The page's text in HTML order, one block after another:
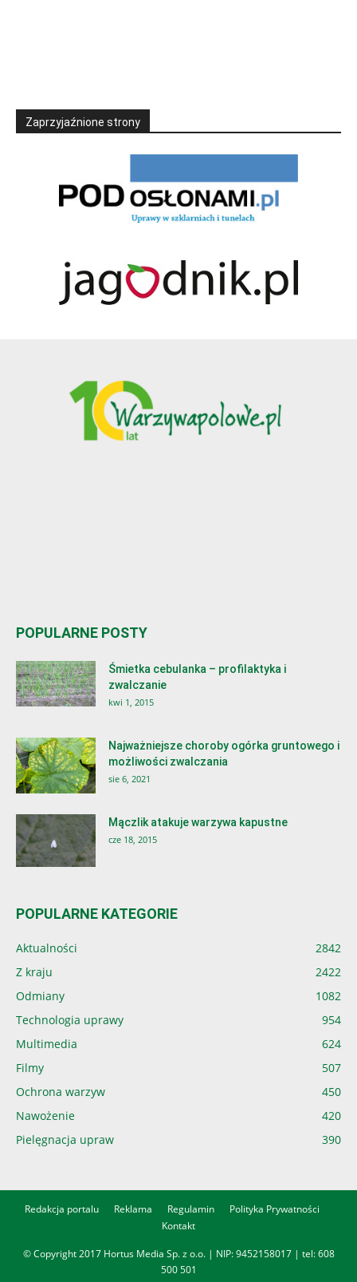
Zaprzyjaźnione strony
POPULARNE POSTY
Śmietka cebulanka – profilaktyka i
zwalczanie
kwi 1, 2015
Najważniejsze choroby ogórka gruntowego i
możliwości zwalczania
sie 6, 2021
Mączlik atakuje warzywa kapustne
cze 18, 2015
POPULARNE KATEGORIE
Aktualności
2842
Z kraju
2422
Odmiany
1082
Technologia uprawy
954
Multimedia
624
Filmy
507
Ochrona warzyw
450
Nawożenie
420
Pielęgnacja upraw
390
Redakcja portalu Reklama Regulamin
Polityka Prywatności
Kontakt
© Copyright 2017 Hortus Media Sp. z o.o. | NIP: 9452158017 | tel:608
500 501